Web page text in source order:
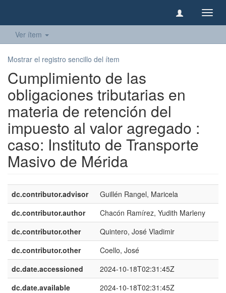
Ver ítem
Mostrar el registro sencillo del ítem
Cumplimiento de las
obligaciones tributarias en
materia de retención del
impuesto al valor agregado :
caso: Instituto de Transporte
Masivo de Mérida
dc.contributor.advisor
Guillén Rangel, Maricela
dc.contributor.author
Chacón Ramírez, Yudith Marleny
dc.contributor.other
Quintero, José Vladimir
dc.contributor.other
Coello, José
dc.date.accessioned
2024-10-18T02:31:45Z
dc.date.available
2024-10-18T02:31:45Z